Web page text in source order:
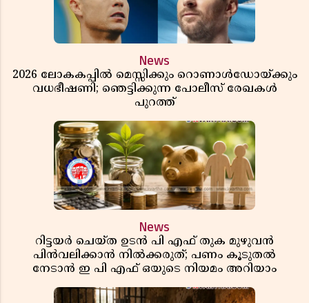
News
2026 ലോകകപ്പിൽ മെസ്സിക്കും റൊണാൾഡോയ്ക്കും
വധഭീഷണി; ഞെട്ടിക്കുന്ന പോലീസ് രേഖകൾ
പുറത്ത്
News
റിട്ടയർ ചെയ്ത ഉടൻ പി എഫ് തുക മുഴുവൻ
പിൻവലിക്കാൻ നിൽക്കരുത്; പണം കൂടുതൽ
നേടാൻ ഇ പി എഫ് ഒയുടെ നിയമം അറിയാം